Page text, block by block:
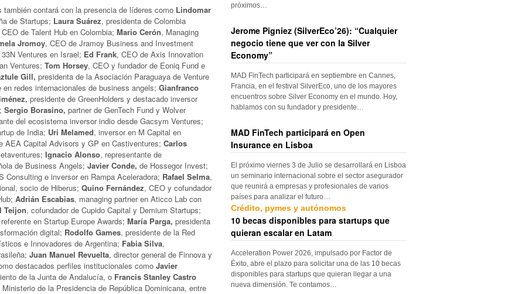
contará con la presencia de líderes como Lindomar
de Startups; Laura Suárez, presidenta de Colombia
de Talent Hub en Colombia; Mario Cerón, Managing
Jromoy, CEO de Jramoy Business and Investment
Ventures en Israel; Ed Frank, CEO de Axis Innovation
Ventures; Tom Horsey, CEO y fundador de Eoniq Fund e
Gill, presidenta de la Asociación Paraguaya de Venture
redes internacionales de business angels; Gianfranco
presidente de GreenHolders y destacado inversor
Sergio Borasino, partner de GenTech Fund y Wolver
del ecosistema inversor indio desde Gacsym Ventures;
de India; Uri Melamed, inversor en M Capital en
AEA Capital Advisors y GP en Castiventures; Carlos
Ignacio Alonso, representante de
de Business Angels; Javier Conde, de Hossegor Invest;
Consulting e inversor en Rampa Aceleradora; Rafael Selma,
socio de Hiberus; Quino Fernández, CEO y cofundador
Adrián Escabias, managing partner en Aticco Lab con
Teijon, cofundador de Cupido Capital y Demium Startups;
en Startup Europe Awards; María Parga, presidenta
digital; Rodolfo Games, presidente de la Red
e Innovadores de Argentina; Fabia Silva,
Juan Manuel Revuelta, director general de Finnova y
destacados perfiles institucionales como Javier
de la Junta de Andalucía, o Francis Stanley Castro
de la Presidencia de República Dominicana, entre
próximos…
Jerome Pigniez (SilverEco’26): “Cualquier
negocio tiene que ver con la Silver
Economy”
MAD FinTech participará en septiembre en Cannes,
Francia, en el festival SilverEco, uno de los mayores
encuentros sobre Silver Economy en el mundo. Hoy,
hablamos con su fundador y presidente…
MAD FinTech participará en Open
Insurance en Lisboa
El próximo viernes 3 de Julio se desarrollará en Lisboa
un seminario internacional sobre el sector asegurador
que reunirá a empresas y profesionales de varios
países para analizar el futuro…
Crédito, pymes y autónomos
10 becas disponibles para startups que
quieran escalar en Latam
Acceleration Power 2026, impulsado por Factor de
Éxito, abre el plazo para solicitar una de las 10 becas
disponibles para startups que quieran llegar a una
nueva dimensión. Te contamos…